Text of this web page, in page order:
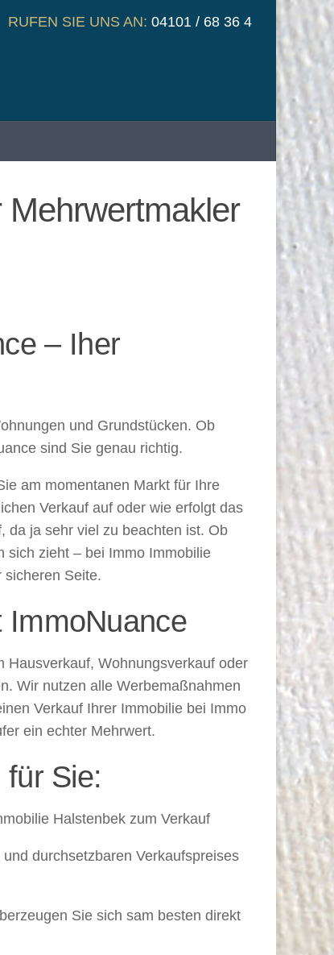
RUFEN SIE UNS AN: 04101 / 68 36 4
– Iher
und Grundstücken. Ob
sind Sie genau richtig.
am momentanen Markt für Ihre
Verkauf auf oder wie erfolgt das
da ja sehr viel zu beachten ist. Ob
sich zieht – bei Immo Immobilie
sicheren Seite.
ImmoNuance
Hausverkauf, Wohnungsverkauf oder
Wir nutzen alle Werbemaßnahmen
Verkauf Ihrer Immobilie bei Immo
ein echter Mehrwert.
Sie:
Halstenbek zum Verkauf
durchsetzbaren Verkaufspreises
Sie sich sam besten direkt